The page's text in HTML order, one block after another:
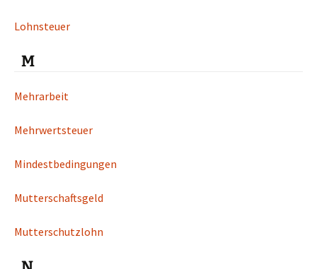
Lohnsteuer
M
Mehrarbeit
Mehrwertsteuer
Mindestbedingungen
Mutterschaftsgeld
Mutterschutzlohn